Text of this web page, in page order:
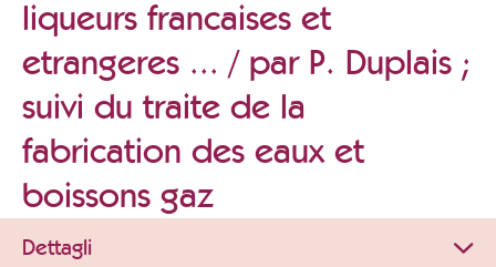
liqueurs francaises et
etrangeres ... / par P. Duplais ;
suivi du traite de la
fabrication des eaux et
boissons gaz
Dettagli